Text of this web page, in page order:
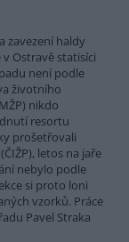
zavezení haldy
Ostravě statisíci
není podle
životního
nikdo
resortu
prošetřovali
letos na jaře
nebylo podle
si proto loni
vzorků. Práce
Pavel Straka